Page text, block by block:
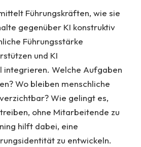
Führungskräften, wie sie
gegenüber KI konstruktiv
Führungsstärke
und KI
integrieren. Welche Aufgaben
Wo bleiben menschliche
Wie gelingt es,
ohne Mitarbeitende zu
hilft dabei, eine
zu entwickeln.